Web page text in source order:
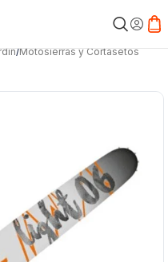
/Motosierras y Cortasetos